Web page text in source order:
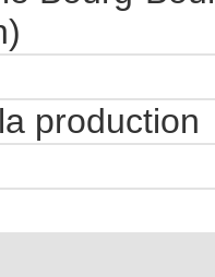
production